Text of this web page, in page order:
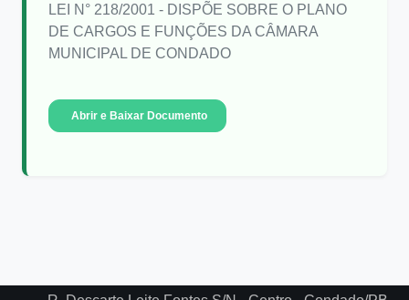
LEI N° 218/2001 - DISPÕE SOBRE O PLANO
DE CARGOS E FUNÇÕES DA CÂMARA
MUNICIPAL DE CONDADO
Abrir e Baixar Documento